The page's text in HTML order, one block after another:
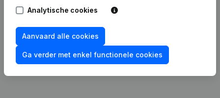
26-09-2024
Ontslagnemingen - Benoemingen
Rubriek Oprichting (Nieuwe
Rechtspersoon, Opening Bijkantoor,
Analytische cookies
Aanvaard alle cookies
Ga verder met enkel functionele cookies